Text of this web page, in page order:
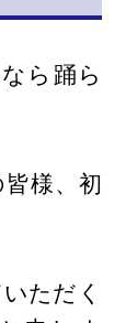
ら踊ら
様、初
ただく